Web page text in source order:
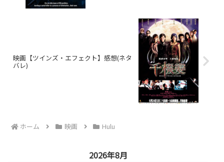
映画【ツインズ・エフェクト】感想(ネタ
バレ)
ホーム 映画 Hulu
2026年8月